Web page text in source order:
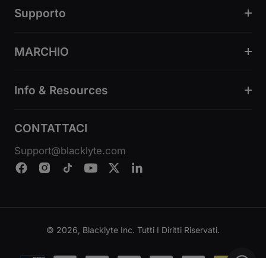
Supporto
MARCHIO
Info & Resources
CONTATTACI
Support@blacklyte.com
© 2026, Blacklyte Inc. Tutti I Diritti Riservati.